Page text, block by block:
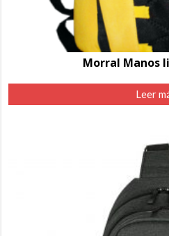
Morral Manos
Leer